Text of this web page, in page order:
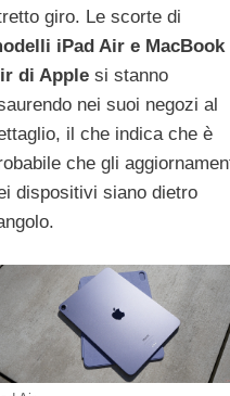
giro. Le scorte di
iPad Air e MacBook
di Applesi stanno
nei suoi negozi al
il che indica che è
che gli
dispositivi siano dietro